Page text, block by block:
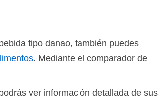
tipo danao, también puedes
. Mediante el comparador de
ver información detallada de sus